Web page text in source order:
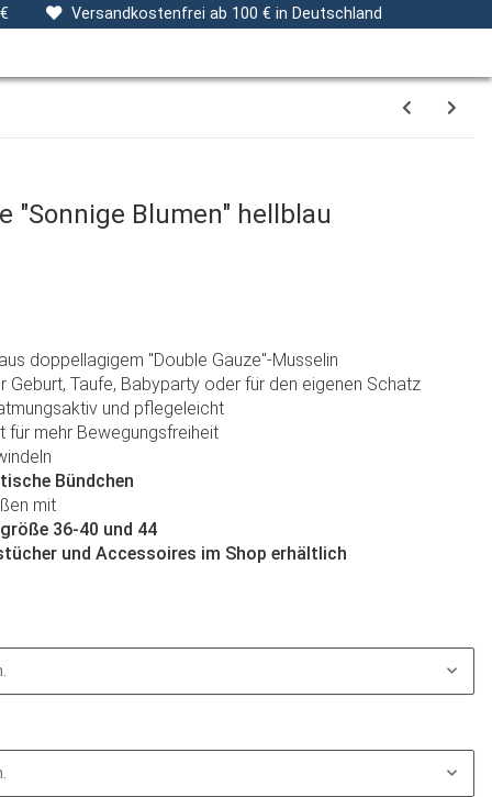
Versandkostenfrei ab 100 € in Deutschland
Stoffe Gutscheine Verpackungsservice
"Sonnige Blumen" hellblau
doppellagigem "Double Gauze"-Musselin
Geburt, Taufe, Babyparty oder für den eigenen Schatz
und pflegeleicht
für mehr Bewegungsfreiheit
Bündchen
mit
36-40 und 44
und Accessoires im Shop erhältlich